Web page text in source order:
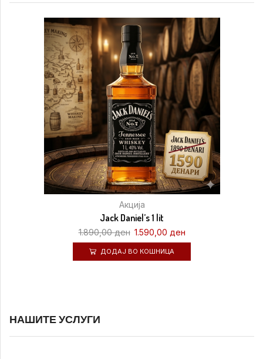
Акција
Jack Daniel’s 1 lit
1.890,00ден 1.590,00 ден
ДОДАЈ ВО КОШНИЦА
НАШИТЕ УСЛУГИ